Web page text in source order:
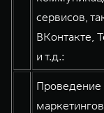
сервисов,
ВКонтакте,
и т.д.:
Проведение